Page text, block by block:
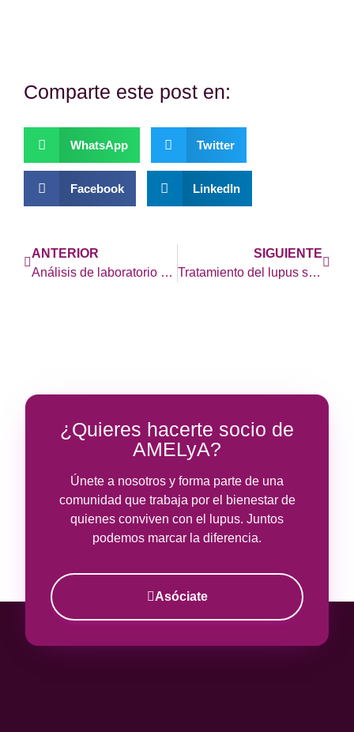
Comparte este post en:
WhatsApp Twitter
Facebook LinkedIn
ANTERIOR
Análisis de laboratorio en el lupus. Anticuerpos antinucleares (ANA) en el diagnóstico
SIGUIENTE
Tratamiento del lupus según las recomendaciones EULAR de 2023
¿Quieres hacerte socio de
AMELyA?
Únete a nosotros y forma parte de una
comunidad que trabaja por el bienestar de
quienes conviven con el lupus. Juntos
podemos marcar la diferencia.
Asóciate